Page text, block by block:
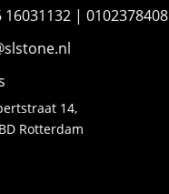
16031132 | 0102378408
14,
Rotterdam